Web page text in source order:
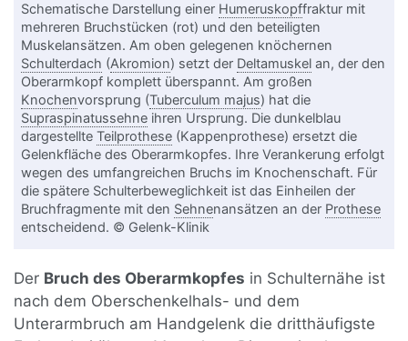
Schematische Darstellung einer Humeruskopffraktur mit
mehreren Bruchstücken (rot) und den beteiligten
Muskelansätzen. Am oben gelegenen knöchernen
Schulterdach (Akromion) setzt der Deltamuskel an, der den
Oberarmkopf komplett überspannt. Am großen
Knochenvorsprung (Tuberculum majus) hat die
Supraspinatussehne ihren Ursprung. Die dunkelblau
dargestellteTeilprothese (Kappenprothese) ersetzt die
Gelenkfläche des Oberarmkopfes. Ihre Verankerung erfolgt
wegen des umfangreichen Bruchs im Knochenschaft. Für
die spätere Schulterbeweglichkeit ist das Einheilen der
Bruchfragmente mit den Sehnenansätzen an der Prothese
entscheidend. © Gelenk-Klinik
Der Bruch des Oberarmkopfes in Schulternähe ist
nach dem Oberschenkelhals- und dem
Unterarmbruch am Handgelenk die dritthäufigste